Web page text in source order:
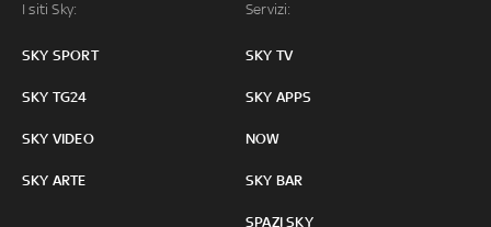
I siti Sky:
SKY SPORT
SKY TG24
SKY VIDEO
SKY ARTE
Servizi:
SKY TV
SKY APPS
NOW
SKY BAR
SPAZI SKY